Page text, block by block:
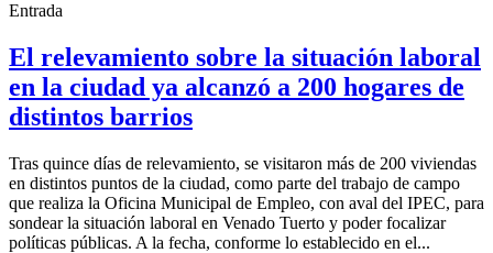
Entrada
El relevamiento sobre la situación laboral
en la ciudad ya alcanzó a 200 hogares de
distintos barrios
Tras quince días de relevamiento, se visitaron más de 200 viviendas
en distintos puntos de la ciudad, como parte del trabajo de campo
que realiza la Oficina Municipal de Empleo, con aval del IPEC, para
sondear la situación laboral en Venado Tuerto y poder focalizar
políticas públicas. A la fecha, conforme lo establecido en el...